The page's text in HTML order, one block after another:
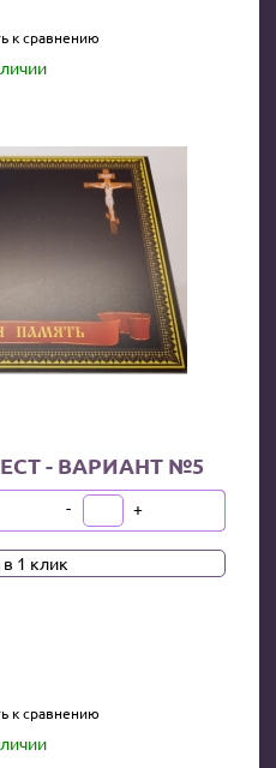
к сравнению
- ВАРИАНТ №5
В КОРЗИНУ
- +
в 1 клик
к сравнению